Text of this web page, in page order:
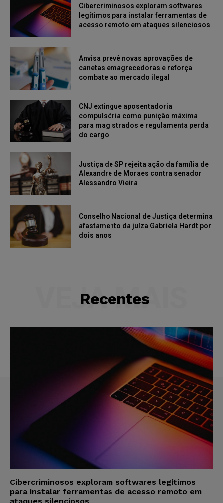
Cibercriminosos exploram softwares
legítimos para instalar ferramentas de
acesso remoto em ataques silenciosos
Anvisa prevê novas aprovações de
canetas emagrecedoras e reforça
combate ao mercado ilegal
CNJ extingue aposentadoria
compulsória como punição máxima
para magistrados e regulamenta perda
do cargo
Justiça de SP rejeita ação da família de
Alexandre de Moraes contra senador
Alessandro Vieira
Conselho Nacional de Justiça determina
afastamento da juíza Gabriela Hardt por
dois anos
Recentes
VEJA MAIS
Cibercriminosos exploram softwares legítimos
para instalar ferramentas de acesso remoto em
ataques silenciosos